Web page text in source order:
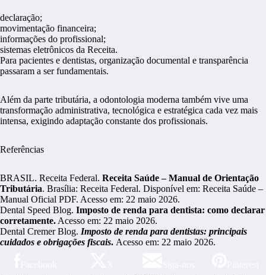
declaração;
movimentação financeira;
informações do profissional;
sistemas eletrônicos da Receita.
Para pacientes e dentistas, organização documental e transparência
passaram a ser fundamentais.
Além da parte tributária, a odontologia moderna também vive uma
transformação administrativa, tecnológica e estratégica cada vez mais
intensa, exigindo adaptação constante dos profissionais.
Referências
BRASIL. Receita Federal. Receita Saúde – Manual de Orientação
Tributária. Brasília: Receita Federal. Disponível em: Receita Saúde –
Manual Oficial PDF. Acesso em: 22 maio 2026.
Dental Speed Blog. Imposto de renda para dentista: como declarar
corretamente. Acesso em: 22 maio 2026.
Dental Cremer Blog. Imposto de renda para dentistas: principais
cuidados e obrigações fiscais. Acesso em: 22 maio 2026.